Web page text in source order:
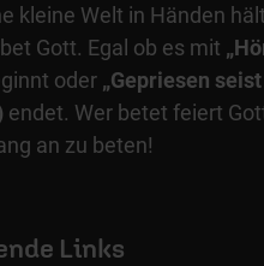
kleine Welt in Händen
Gott. Egal ob es mit
oder „Gepriesen
endet. Wer betet feiert
an zu beten!
Links